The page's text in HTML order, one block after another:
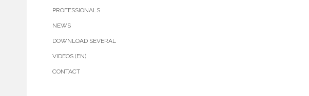
PROFESSIONALS
NEWS
DOWNLOAD SEVERAL
VIDEOS (EN)
CONTACT